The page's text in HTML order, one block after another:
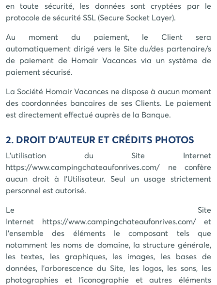
en toute sécurité, les données sont cryptées par le
protocole de sécurité SSL (Secure Socket Layer).
Au moment du paiement, le Client sera
automatiquement dirigé vers le Site du/des partenaire/s
de paiement de Homair Vacances via un système de
paiement sécurisé.
La Société Homair Vacances ne dispose à aucun moment
des coordonnées bancaires de ses Clients. Le paiement
est directement effectué auprès de la Banque.
2. DROIT D'AUTEUR ET CRÉDITS PHOTOS
L'utilisation du Site Internet
https://www.campingchateaufonrives.com/ ne confère
aucun droit à l'Utilisateur. Seul un usage strictement
personnel est autorisé.
Le Site
Internet https://www.campingchateaufonrives.com/et
l'ensemble des éléments le composant tels que
notamment les noms de domaine, la structure générale,
les textes, les graphiques, les images, les bases de
données, l'arborescence du Site, les logos, les sons, les
photographies et l'iconographie et autres éléments